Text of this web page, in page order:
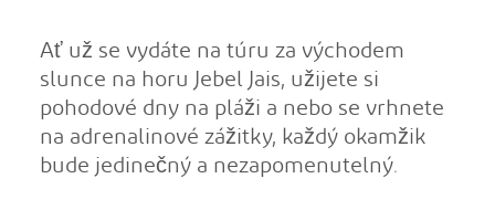
Ať už se vydáte na túru za východem
slunce na horu Jebel Jais, užijete si
pohodové dny na pláži a nebo se vrhnete
na adrenalinové zážitky, každý okamžik
bude jedinečný a nezapomenutelný.